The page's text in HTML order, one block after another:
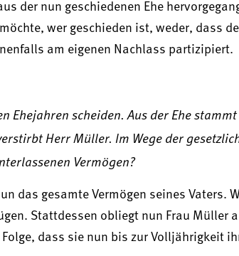
der nun geschiedenen Ehe
wer geschieden ist, weder, dass
am eigenen Nachlass partizipiert.
Ehejahren scheiden. Aus der Ehe
Herr Müller. Im Wege der
Vermögen?
das gesamte Vermögen seines Vaters.
Stattdessen obliegt nun Frau Müller
dass sie nun bis zur Volljährigkeit